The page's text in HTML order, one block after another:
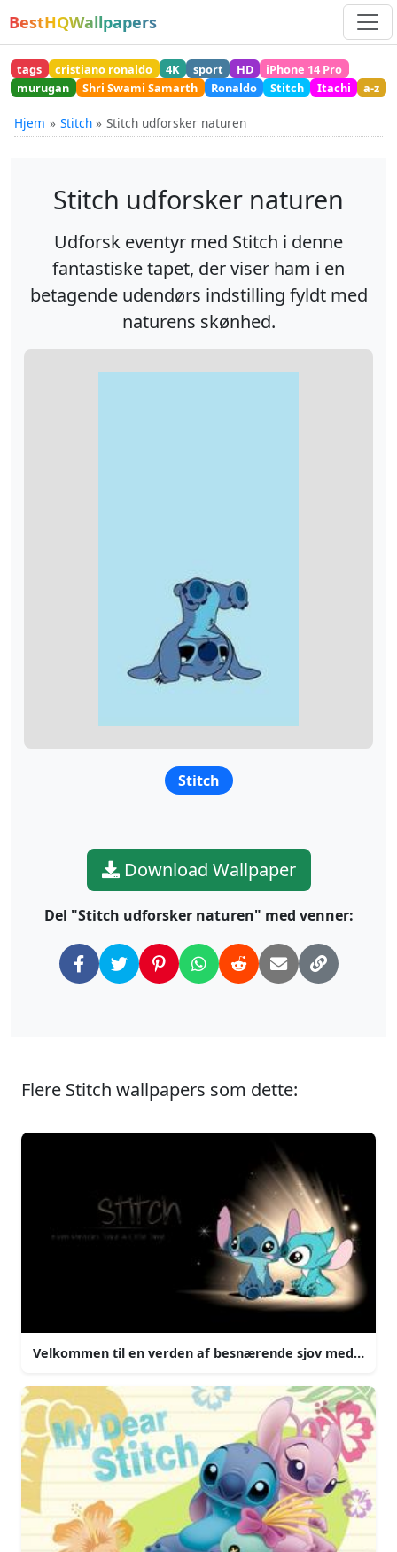
BestHQWallpapers
tags cristiano ronaldo 4K sport HD
iPhone 14 Pro
murugan
Shri Swami Samarth Ronaldo Stitch Itachi a-z
Hjem Stitch Stitch udforsker naturen
Stitch udforsker naturen
Udforsk eventyr med Stitch i denne
fantastiske tapet, der viser ham i en
betagende udendørs indstilling fyldt med
naturens skønhed.
Stitch
Download Wallpaper
Del "Stitch udforsker naturen" med venner:
Flere Stitch wallpapers som dette:
Velkommen til en verden af besnærende sjov med stitch